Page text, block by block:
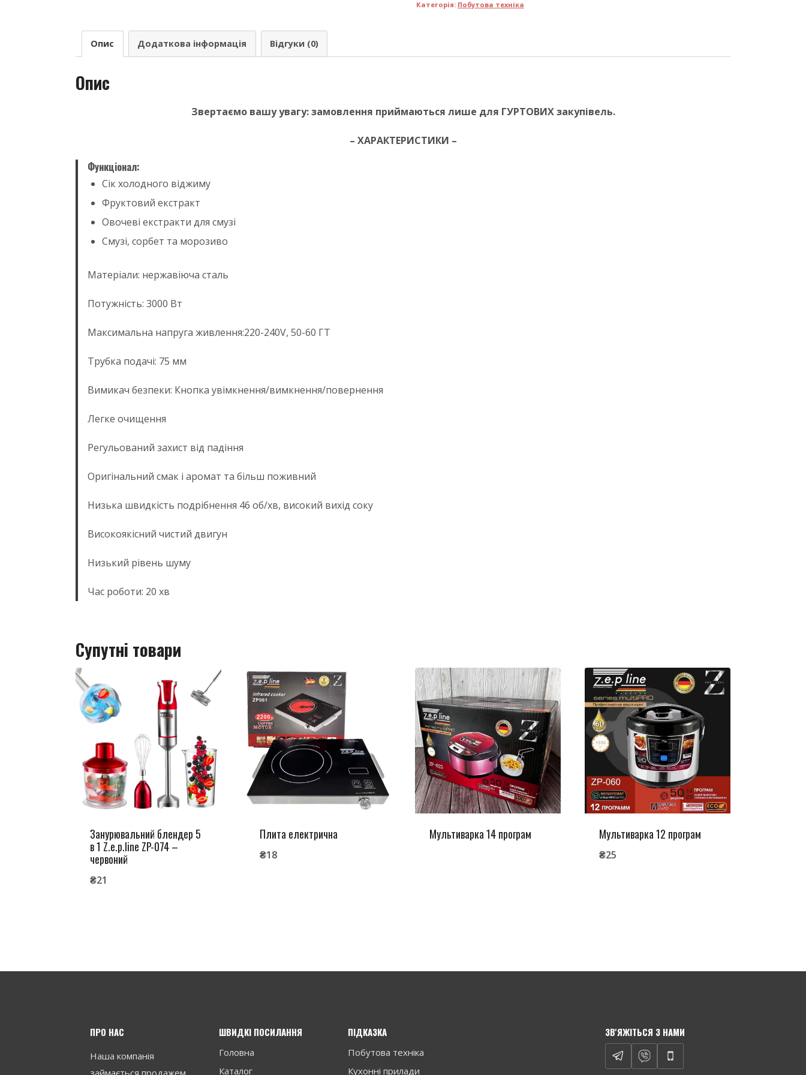
Категорія: Побутова техніка
Опис Додаткова інформація Відгуки (0)
Опис
Звертаємо вашу увагу: замовлення приймаються лише для ГУРТОВИХ закупівель.
– ХАРАКТЕРИСТИКИ –
Функціонал:
Сік холодного віджиму
Фруктовий екстракт
Овочеві екстракти для смузі
Смузі, сорбет та морозиво
Матеріали: нержавіюча сталь
Потужність: 3000 Вт
Максимальна напруга живлення:220-240V, 50-60 ГТ
Трубка подачі: 75 мм
Вимикач безпеки: Кнопка увімкнення/вимкнення/повернення
Легке очищення
Регульований захист від падіння
Оригінальний смак і аромат та більш поживний
Низька швидкість подрібнення 46 об/хв, високий вихід соку
Високоякісний чистий двигун
Низький рівень шуму
Час роботи: 20 хв
Супутні товари
Занурювальний блендер 5
в 1 Z.e.p.line ZP-074 –
червоний
₴21
Плита електрична
₴18
Мультиварка 14 програм Мультиварка 12 програм
₴25
ПРО НАС
Наша компанія
займається продажем
ШВИДКІ ПОСИЛАННЯ
Головна
Каталог
ПІДКАЗКА
Побутова техніка
Кухонні прилади
ЗВ'ЯЖІТЬСЯ З НАМИ